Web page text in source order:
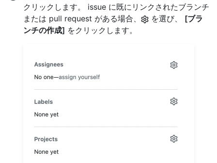
クリックします。 issue に既にリンクされたブランチ
または pull request がある場合、
を選び、 [ブラ
ンチの作成] をクリックします。